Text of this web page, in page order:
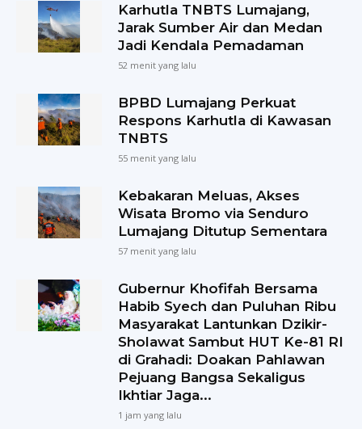
Karhutla TNBTS Lumajang,
Jarak Sumber Air dan Medan
Jadi Kendala Pemadaman
52 menit yang lalu
BPBD Lumajang Perkuat
Respons Karhutla di Kawasan
TNBTS
55 menit yang lalu
Kebakaran Meluas, Akses
Wisata Bromo via Senduro
Lumajang Ditutup Sementara
57 menit yang lalu
Gubernur Khofifah Bersama
Habib Syech dan Puluhan Ribu
Masyarakat Lantunkan Dzikir-
Sholawat Sambut HUT Ke-81 RI
di Grahadi: Doakan Pahlawan
Pejuang Bangsa Sekaligus
Ikhtiar Jaga...
1 jam yang lalu